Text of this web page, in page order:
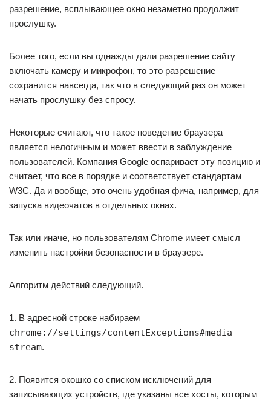
разрешение, всплывающее окно незаметно продолжит
прослушку.
Более того, если вы однажды дали разрешение сайту
включать камеру и микрофон, то это разрешение
сохранится навсегда, так что в следующий раз он может
начать прослушку без спросу.
Некоторые считают, что такое поведение браузера
является нелогичным и может ввести в заблуждение
пользователей. Компания Google оспаривает эту позицию и
считает, что все в порядке и соответствует стандартам
W3C. Да и вообще, это очень удобная фича, например, для
запуска видеочатов в отдельных окнах.
Так или иначе, но пользователям Chrome имеет смысл
изменить настройки безопасности в браузере.
Алгоритм действий следующий.
1. В адресной строке набираем
chrome://settings/contentExceptions#media-
stream.
2. Появится окошко со списком исключений для
записывающих устройств, где указаны все хосты, которым